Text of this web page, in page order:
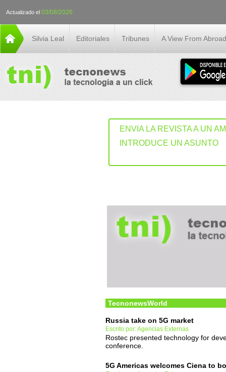
Actualizado el 03/08/2026
Silvia Leal Editoriales Tribunes A View From Abroad
ENVIA LA REVISTA A UN
INTRODUCE UN ASUNTO
TecnonewsWorld
Russia take on 5G market
Escrito por: Agencias Externas
Rostec presented technology for
conference.
5G Americas welcomes Ciena to